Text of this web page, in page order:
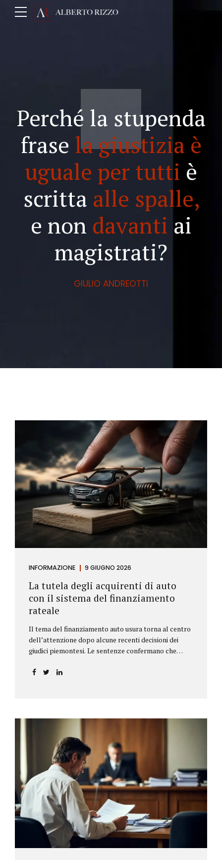
Perché la stupenda
frase la giustizia è
uguale per tutti è
scritta alle spalle,
e non davanti ai
magistrati?
GIULIO ANDREOTTI
INFORMAZIONE 9 GIUGNO 2026
La tutela degli acquirenti di auto
con il sistema del finanziamento
rateale
Il tema del finanziamento auto usura torna al centro
dell’attenzione dopo alcune recenti decisioni dei
giudici piemontesi. Le sentenze confermano che
incidere sul calcolo del tasso effettivo e aprire la